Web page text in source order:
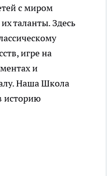
с миром
таланты. Здесь
игре на
и
Наша Школа
историю